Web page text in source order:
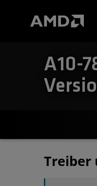
A10-
Treiber